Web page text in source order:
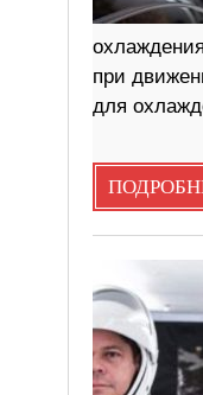
при
для